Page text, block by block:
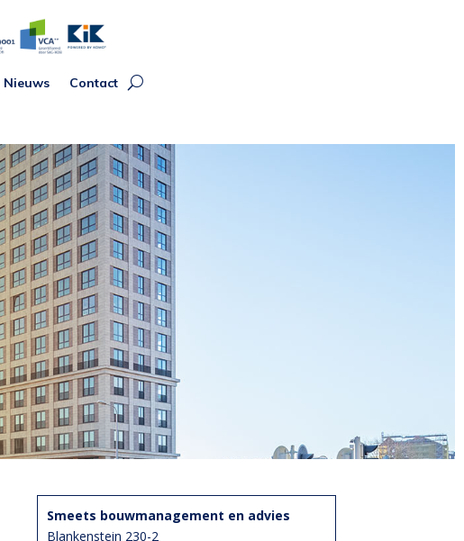
Nieuws Contact
Smeets bouwmanagement en advies
Blankenstein 230-2